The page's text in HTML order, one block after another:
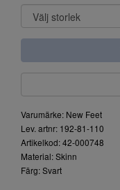
Varumärke: New Feet
Lev. artnr: 192-81-110
Artikelkod: 42-000748
Material: Skinn
Färg: Svart